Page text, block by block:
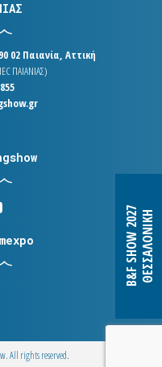
B&F SHOW 2027ΘΕΣΣΑΛΟΝΙΚΗ
02 Παιανία, Αττική
ΠΑΙΑΝΙΑΣ)
All rights reserved.